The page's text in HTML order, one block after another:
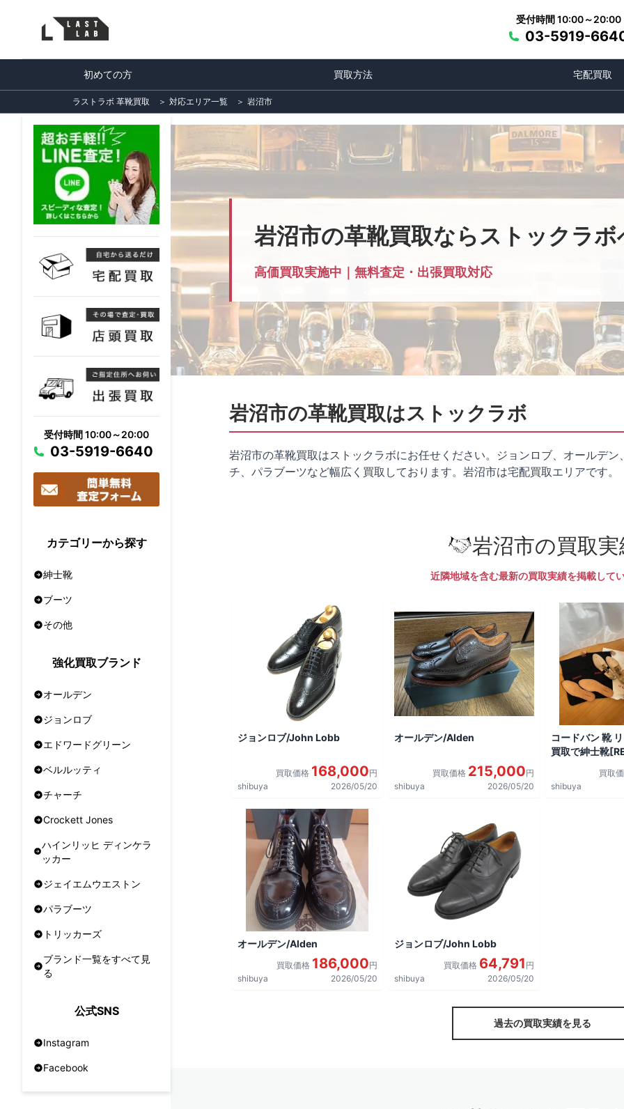
受付時間 10:00～20:00
03-5919-
初めての方 買取方法 宅配買取
ラストラボ 革靴買取 ＞ 対応エリア一覧 ＞ 岩沼市
受付時間 10:00～20:00
03-5919-6640
カテゴリーから探す
紳士靴
ブーツ
その他
強化買取ブランド
オールデン
ジョンロブ
エドワードグリーン
ベルルッティ
チャーチ
Crockett Jones
ハインリッヒ ディンケラ
ッカー
ジェイエムウエストン
パラブーツ
トリッカーズ
ブランド一覧をすべて見
る
公式SNS
Instagram
Facebook
岩沼市の革靴買取ならストックラボ
高価買取実施中｜無料査定・出張買取対応
岩沼市の革靴買取はストックラボ
岩沼市の革靴買取はストックラボにお任せください。ジョンロブ、オールデ
チ、パラブーツなど幅広く買取しております。岩沼市は宅配買取エリアです。
岩沼市の買取実
近隣地域を含む最新の買取実績を掲載して
ジョンロブ/John Lobb
買取価格 168,000円
shibuya
2026/05/20
オールデン/Alden
買取価格 215,000円
shibuya
2026/05/20
コードバン 靴
買取で紳士靴
買取
shibuya
オールデン/Alden
買取価格 186,000円
shibuya
2026/05/20
ジョンロブ/John Lobb
買取価格 64,791 円
shibuya
2026/05/20
過去の買取実績を見る